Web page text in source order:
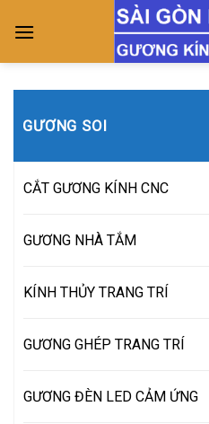
GƯƠNG SOI
CẮT GƯƠNG KÍNH CNC
GƯƠNG NHÀ TẮM
KÍNH THỦY TRANG TRÍ
GƯƠNG GHÉP TRANG TRÍ
GƯƠNG ĐÈN LED CẢM ỨNG